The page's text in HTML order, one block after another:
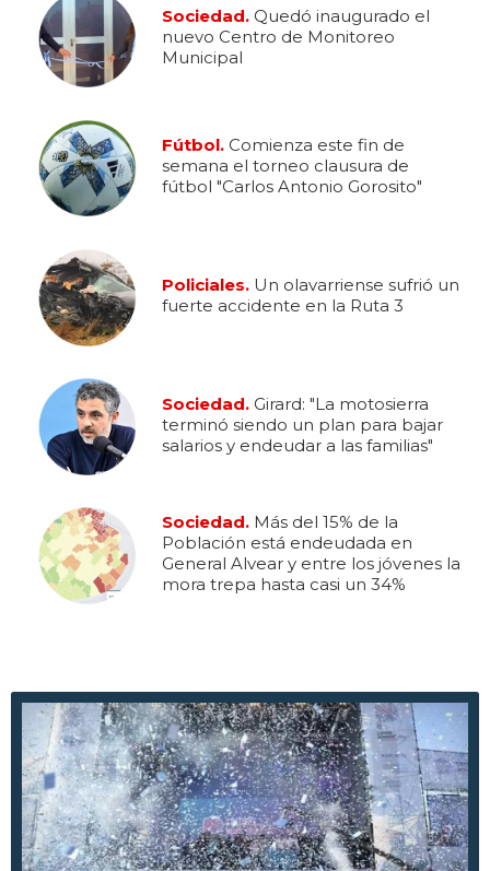
Sociedad. Quedó inaugurado el
nuevo Centro de Monitoreo
Municipal
Fútbol. Comienza este fin de
semana el torneo clausura de
fútbol "Carlos Antonio Gorosito"
Policiales. Un olavarriense sufrió un
fuerte accidente en la Ruta 3
Sociedad. Girard: "La motosierra
terminó siendo un plan para bajar
salarios y endeudar a las familias"
Sociedad. Más del 15% de la
Población está endeudada en
General Alvear y entre los jóvenes la
mora trepa hasta casi un 34%